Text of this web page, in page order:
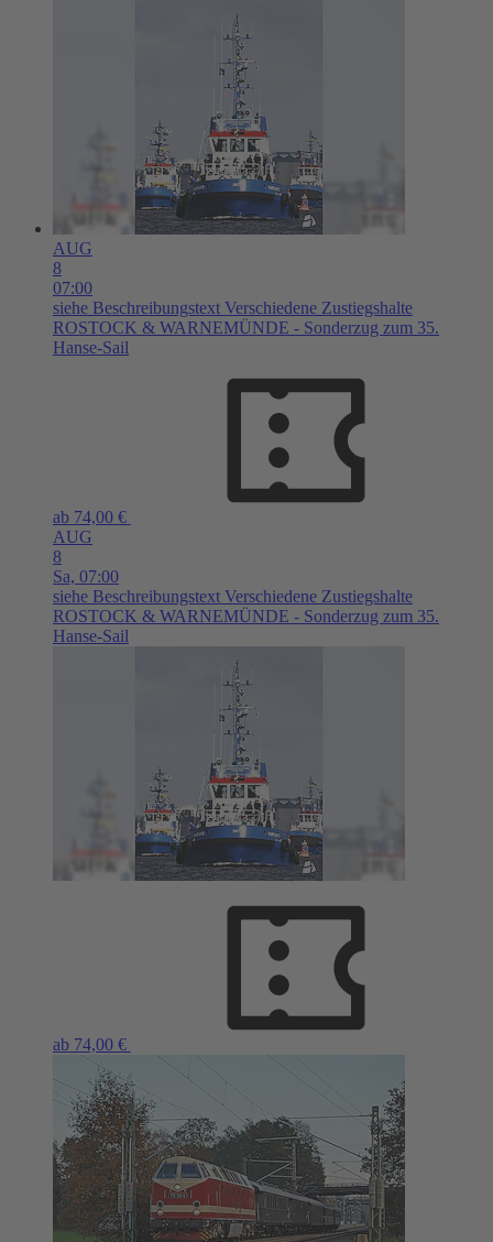
AUG
8
07:00
siehe Beschreibungstext Verschiedene Zustiegshalte
ROSTOCK & WARNEMÜNDE - Sonderzug zum 35.
Hanse-Sail
ab 74,00 €
AUG
8
Sa, 07:00
siehe Beschreibungstext Verschiedene Zustiegshalte
ROSTOCK & WARNEMÜNDE - Sonderzug zum 35.
Hanse-Sail
ab 74,00 €